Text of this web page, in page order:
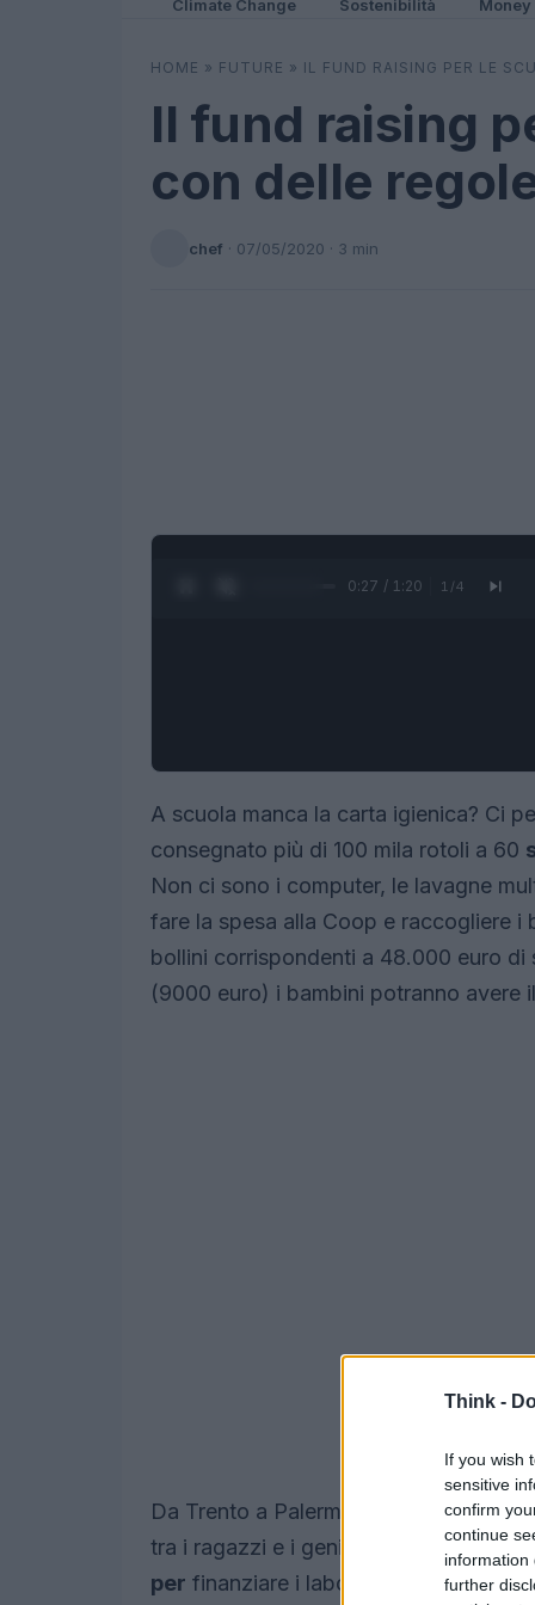
Think -
If you wish
sensitive
confirm
continue
information
further
Climate Change Sostenibilità Money
HOME » FUTURE » IL FUND RAISING PER LE
Il fund raising
con delle
chef · 07/05/2020 · 3 min
0:28 / 1:20 1 /4
A scuola manca la carta igienica? Ci
consegnato più di 100 mila rotoli a 60
Non ci sono i computer, le lavagne
fare la spesa alla Coop e raccogliere i
bollini corrispondenti a 48.000 euro
(9000 euro) i bambini potranno avere
Da Trento a Palermo è un fiorire
tra i ragazzi e i genitori, ma c’è
per finanziare i laboratori teatrali in